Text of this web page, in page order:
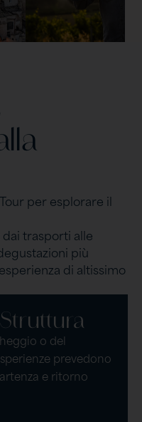
per esplorare il
trasporti alle
più
di altissimo
o del
prevedono
e ritorno